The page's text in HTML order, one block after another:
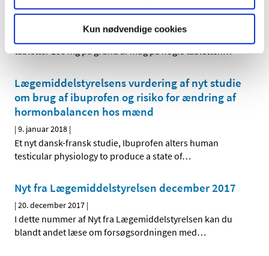
Kun nødvendige cookies
Tilbagekaldelse af Phenytoin 100 mg tabletter
Glostrup Apotek tilbagekalder et enkelt parti af Phenytoin
tabletter 100 mg på grund af mug på nogle tabletter.…
Lægemiddelstyrelsens vurdering af nyt studie
om brug af ibuprofen og risiko for ændring af
hormonbalancen hos mænd
|9. januar 2018 |
Et nyt dansk-fransk studie, Ibuprofen alters human
testicular physiology to produce a state of…
Nyt fra Lægemiddelstyrelsen december 2017
|20. december 2017 |
I dette nummer af Nyt fra Lægemiddelstyrelsen kan du
blandt andet læse om forsøgsordningen med…